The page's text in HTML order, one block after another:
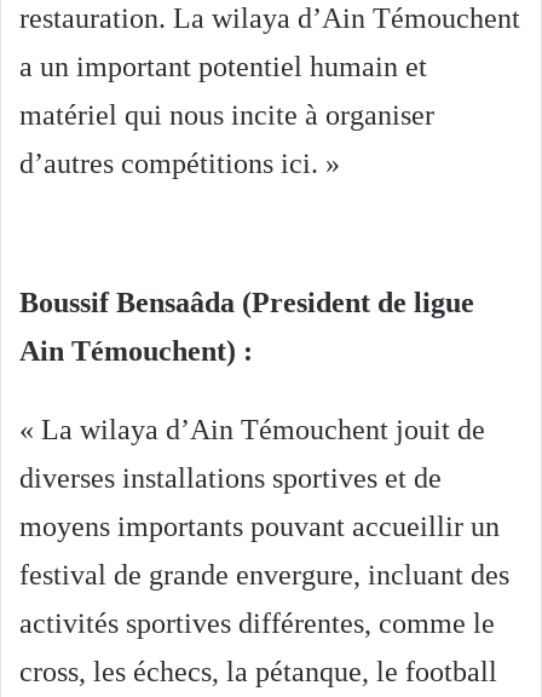
restauration. La wilaya d’Ain Témouchent
a un important potentiel humain et
matériel qui nous incite à organiser
d’autres compétitions ici. »
Boussif Bensaâda (President de ligue
Ain Témouchent) :
« La wilaya d’Ain Témouchent jouit de
diverses installations sportives et de
moyens importants pouvant accueillir un
festival de grande envergure, incluant des
activités sportives différentes, comme le
cross, les échecs, la pétanque, le football